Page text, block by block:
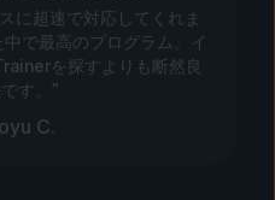
に超速で対応してくれま
で最高のプログラム。イ
を探すよりも断然良
す。”
C.